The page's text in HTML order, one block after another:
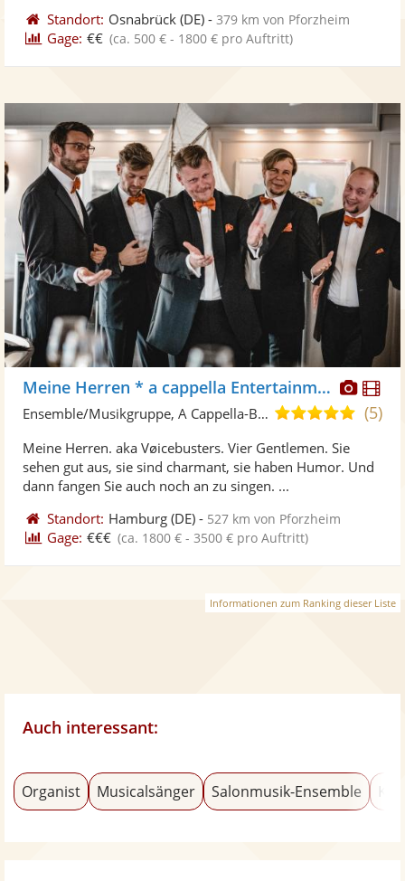
Standort: Osnabrück (DE) -379 km von Pforzheim
Gage: €€ (ca. 500 € - 1800 € pro Auftritt)
Meine Herren * a cappella Entertainment
5,0(5)
Ensemble/Musikgruppe, A Cappella-Band
Meine Herren. aka Vøicebusters. Vier Gentlemen. Sie
sehen gut aus, sie sind charmant, sie haben Humor. Und
dann fangen Sie auch noch an zu singen. ...
Standort: Hamburg (DE) - 527 km von Pforzheim
Gage: €€€ (ca. 1800 € - 3500 € pro Auftritt)
Informationen zum Ranking dieser Liste
Auch interessant:
Organist Musicalsänger Salonmusik-Ensemble